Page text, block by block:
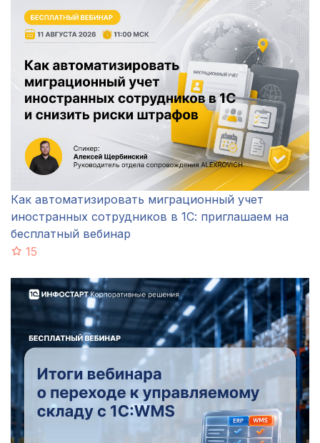
Как автоматизировать миграционный учет
иностранных сотрудников в 1С: приглашаем на
бесплатный вебинар
15